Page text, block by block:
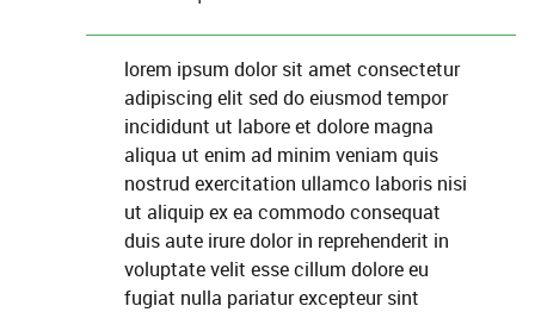
lorem ipsum dolor sit amet consectetur
adipiscing elit sed do eiusmod tempor
incididunt ut labore et dolore magna
aliqua ut enim ad minim veniam quis
nostrud exercitation ullamco laboris nisi
ut aliquip ex ea commodo consequat
duis aute irure dolor in reprehenderit in
voluptate velit esse cillum dolore eu
fugiat nulla pariatur excepteur sint